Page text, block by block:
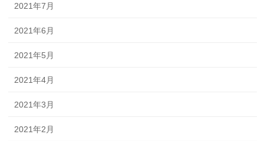
2021年7月
2021年6月
2021年5月
2021年4月
2021年3月
2021年2月